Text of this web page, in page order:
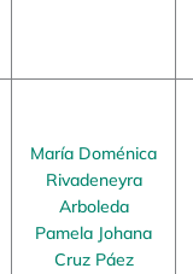
María Doménica
Rivadeneyra
Arboleda
Pamela Johana
Cruz Páez